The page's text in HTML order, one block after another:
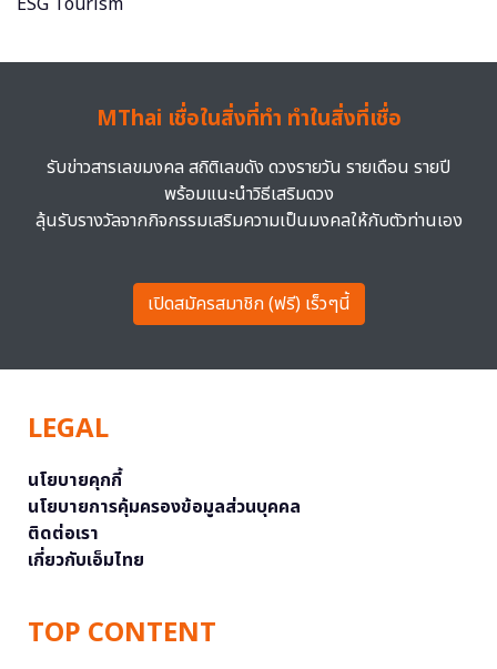
MThai เชื่อในสิ่งที่ทำ ทำในสิ่งที่เชื่อ
รับข่าวสารเลขมงคล สถิติเลขดัง ดวงรายวัน รายเดือน รายปี
พร้อมแนะนำวิธีเสริมดวง
ลุ้นรับรางวัลจากกิจกรรมเสริมความเป็นมงคลให้กับตัวท่านเอง
เปิดสมัครสมาชิก (ฟรี) เร็วๆนี้
LEGAL
นโยบายคุกกี้
นโยบายการคุ้มครองข้อมูลส่วนบุคคล
ติดต่อเรา
เกี่ยวกับเอ็มไทย
TOP CONTENT